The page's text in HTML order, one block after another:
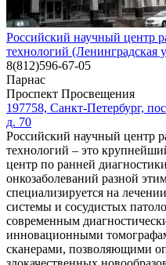
Российский научный центр
технологий (Ленинградская
8(812)596-67-05
Парнас
Проспект Просвещения
197758, Санкт-Петербург,
д. 70
Российский научный центр
технологий – это
центр по ранней
онкозаболеваний разной
специализируется на
системы и сосудистых
современным
инновационными
сканерами, позволяющими